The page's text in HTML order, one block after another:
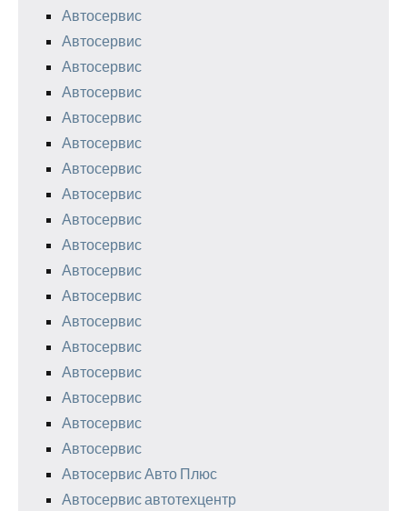
Автосервис
Автосервис
Автосервис
Автосервис
Автосервис
Автосервис
Автосервис
Автосервис
Автосервис
Автосервис
Автосервис
Автосервис
Автосервис
Автосервис
Автосервис
Автосервис
Автосервис
Автосервис
Автосервис Авто Плюс
Автосервис автотехцентр